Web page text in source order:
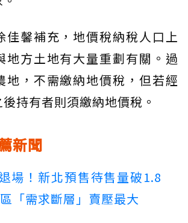
佳馨補充，地價稅納稅人口上
地方土地有大量重劃有關。過
地，不需繳納地價稅，但若經
持有者則須繳納地價稅。
新聞
場！新北預售待售量破1.8
「需求斷層」賣壓最大